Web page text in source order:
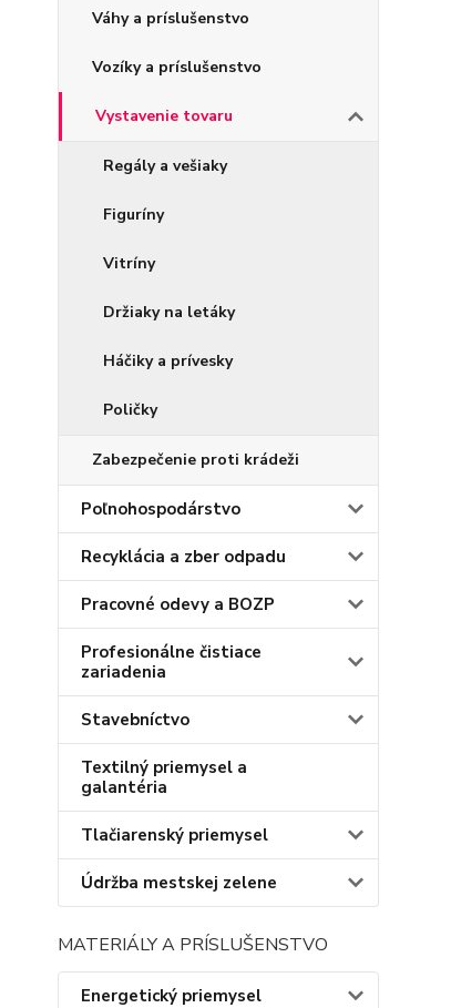
Váhy a príslušenstvo
Vozíky a príslušenstvo
Vystavenie tovaru
Regály a vešiaky
Figuríny
Vitríny
Držiaky na letáky
Háčiky a prívesky
Poličky
Zabezpečenie proti krádeži
Poľnohospodárstvo
Recyklácia a zber odpadu
Pracovné odevy a BOZP
Profesionálne čistiace
zariadenia
Stavebníctvo
Textilný priemysel a
galantéria
Tlačiarenský priemysel
Údržba mestskej zelene
MATERIÁLY A PRÍSLUŠENSTVO
Energetický priemysel